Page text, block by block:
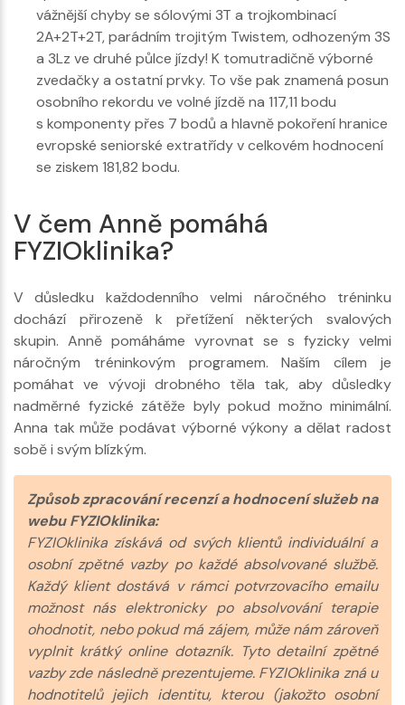
vážnější chyby se sólovými 3T a trojkombinací
2A+2T+2T, parádním trojitým Twistem, odhozeným 3S
a 3Lz ve druhé půlce jízdy! K tomutradičně výborné
zvedačky a ostatní prvky. To vše pak znamená posun
osobního rekordu ve volné jízdě na 117,11 bodu
s komponenty přes 7 bodů a hlavně pokoření hranice
evropské seniorské extratřídy v celkovém hodnocení
se ziskem 181,82 bodu.
V čem Anně pomáhá
FYZIOklinika?
V důsledku každodenního velmi náročného tréninku
dochází přirozeně k přetížení některých svalových
skupin. Anně pomáháme vyrovnat se s fyzicky velmi
náročným tréninkovým programem. Naším cílem je
pomáhat ve vývoji drobného těla tak, aby důsledky
nadměrné fyzické zátěže byly pokud možno minimální.
Anna tak může podávat výborné výkony a dělat radost
sobě i svým blízkým.
Způsob zpracování recenzí a hodnocení služeb na
webu FYZIOklinika:
FYZIOklinika získává od svých klientů individuální a
osobní zpětné vazby po každé absolvované službě.
Každý klient dostává v rámci potvrzovacího emailu
možnost nás elektronicky po absolvování terapie
ohodnotit, nebo pokud má zájem, může nám zároveň
vyplnit krátký online dotazník. Tyto detailní zpětné
vazby zde následně prezentujeme. FYZIOklinika zná u
hodnotitelů jejich identitu, kterou (jakožto osobní